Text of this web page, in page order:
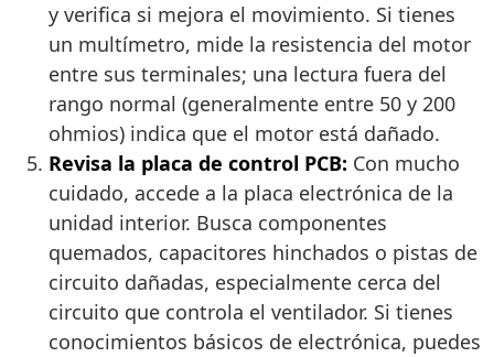
y verifica si mejora el movimiento. Si tienes
un multímetro, mide la resistencia del motor
entre sus terminales; una lectura fuera del
rango normal (generalmente entre 50 y 200
ohmios) indica que el motor está dañado.
Revisa la placa de control PCB: Con mucho
cuidado, accede a la placa electrónica de la
unidad interior. Busca componentes
quemados, capacitores hinchados o pistas de
circuito dañadas, especialmente cerca del
circuito que controla el ventilador. Si tienes
conocimientos básicos de electrónica, puedes